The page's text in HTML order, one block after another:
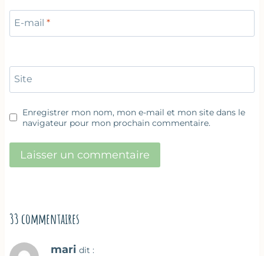
E-mail *
Site
Enregistrer mon nom, mon e-mail et mon site dans le
navigateur pour mon prochain commentaire.
33 commentaires
mari dit :